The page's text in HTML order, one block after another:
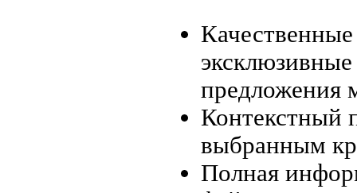
эксклюзивные
предложения
Контекстный
выбранным
Полная